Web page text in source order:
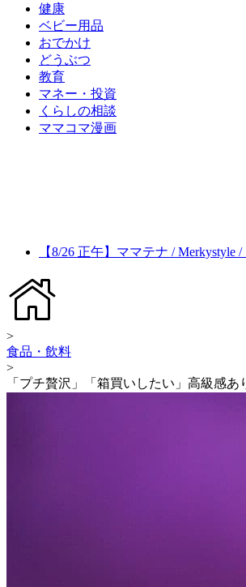
健康
ベビー用品
おでかけ
どうぶつ
教育
マネー・投資
くらしの相談
ママコマ漫画
【8/26 正午】ママテナ /
>
食品・飲料
>
「プチ贅沢」「箱買いしたい」高級感